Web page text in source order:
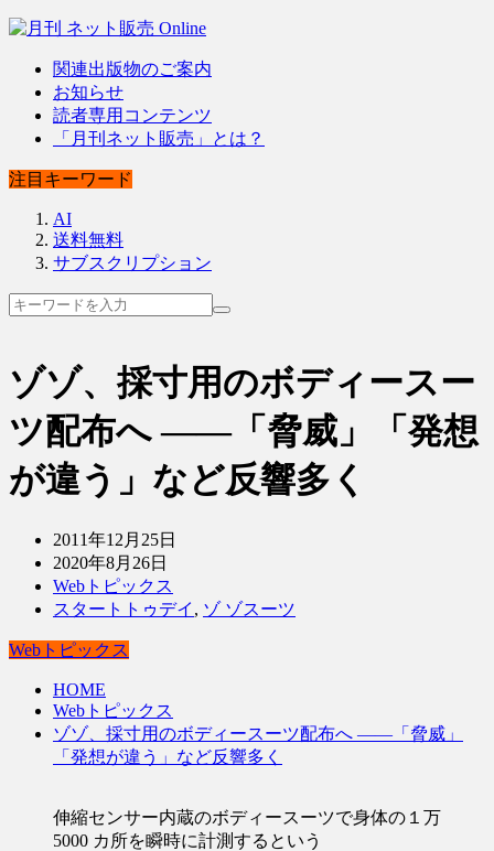
関連出版物のご案内
お知らせ
読者専用コンテンツ
「月刊ネット販売」とは？
注目キーワード
AI
送料無料
サブスクリプション
ゾゾ、採寸用のボディースー
ツ配布へ ――「脅威」「発想
が違う」など反響多く
2011年12月25日
2020年8月26日
Webトピックス
スタートトゥデイ , ゾ ゾスーツ
Webトピックス
HOME
Webトピックス
ゾゾ、採寸用のボディースーツ配布へ ――「脅威」
「発想が違う」など反響多く
伸縮センサー内蔵のボディースーツで身体の１万
5000 カ所を瞬時に計測するという